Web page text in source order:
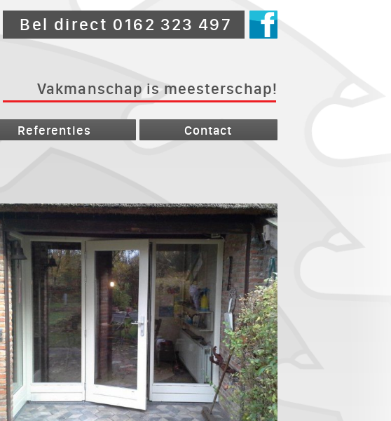
Vakmanschap is meesterschap!
Bel direct 0162 323 497
Referenties Contact